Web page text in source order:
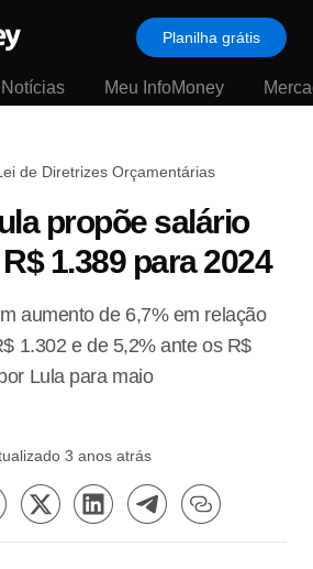
Planilha grátis
Meu InfoMoney
de Diretrizes Orçamentárias
propõe salário
1.389 para 2024
aumento de 6,7% em relação
1.302 e de 5,2% ante os R$
Lula para maio
3 anos atrás